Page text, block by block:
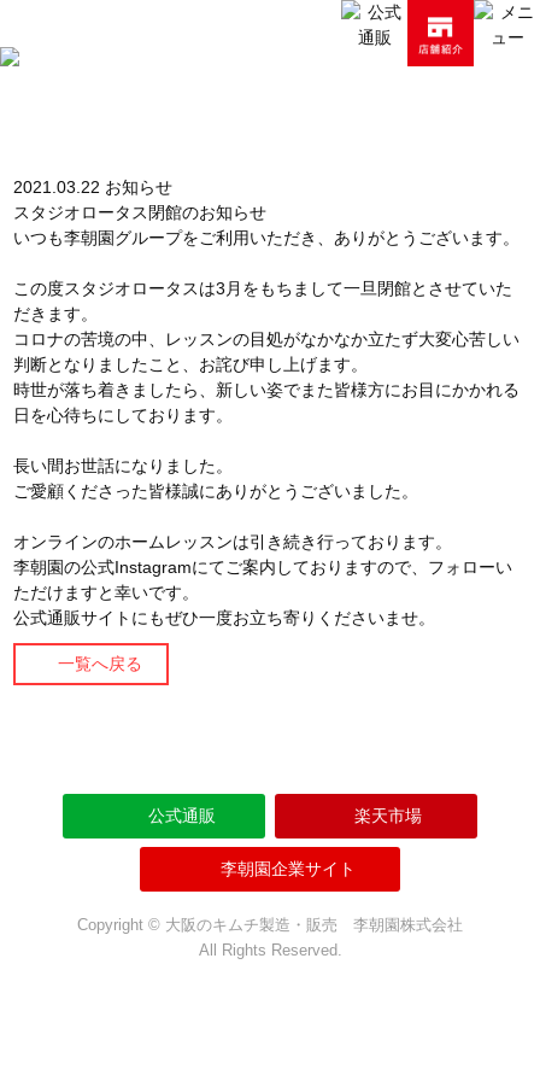
2021.03.22 お知らせ
スタジオロータス閉館のお知らせ
いつも李朝園グループをご利用いただき、ありがとうございます。
この度スタジオロータスは3月をもちまして一旦閉館とさせていた
だきます。
コロナの苦境の中、レッスンの目処がなかなか立たず大変心苦しい
判断となりましたこと、お詫び申し上げます。
時世が落ち着きましたら、新しい姿でまた皆様方にお目にかかれる
日を心待ちにしております。
長い間お世話になりました。
ご愛顧くださった皆様誠にありがとうございました。
オンラインのホームレッスンは引き続き行っております。
李朝園の公式Instagramにてご案内しておりますので、フォローい
ただけますと幸いです。
公式通販サイトにもぜひ一度お立ち寄りくださいませ。
一覧へ戻る
公式通販 楽天市場
李朝園企業サイト
Copyright © 大阪のキムチ製造・販売 李朝園株式会社
All Rights Reserved.